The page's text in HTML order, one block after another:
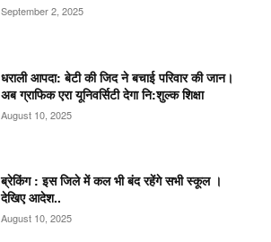
September 2, 2025
धराली आपदा: बेटी की जिद ने बचाई परिवार की जान।
अब ग्राफिक एरा यूनिवर्सिटी देगा नि:शुल्क शिक्षा
August 10, 2025
ब्रेकिंग : इस जिले में कल भी बंद रहेंगे सभी स्कूल ।
देखिए आदेश..
August 10, 2025